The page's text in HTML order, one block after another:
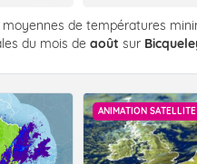
moyennes de températures
du mois de août sur
ANIMATION SATELLITE